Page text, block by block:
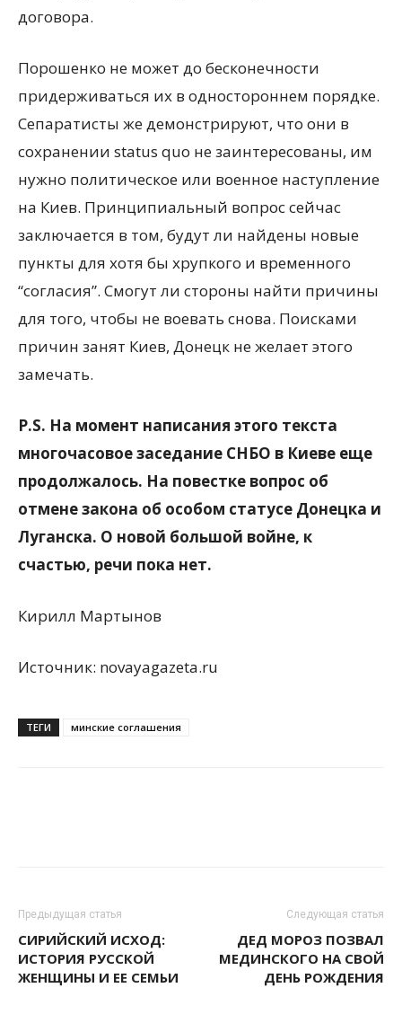
договора.
Порошенко не может до бесконечности
придерживаться их в одностороннем порядке.
Сепаратисты же демонстрируют, что они в
сохранении status quo не заинтересованы, им
нужно политическое или военное наступление
на Киев. Принципиальный вопрос сейчас
заключается в том, будут ли найдены новые
пункты для хотя бы хрупкого и временного
“согласия”. Смогут ли стороны найти причины
для того, чтобы не воевать снова. Поисками
причин занят Киев, Донецк не желает этого
замечать.
P.S. На момент написания этого текста
многочасовое заседание СНБО в Киеве еще
продолжалось. На повестке вопрос об
отмене закона об особом статусе Донецка и
Луганска. О новой большой войне, к
счастью, речи пока нет.
Кирилл Мартынов
Источник: novayagazeta.ru
ТЕГИ минские соглашения
Предыдущая статья
СИРИЙСКИЙ ИСХОД:
ИСТОРИЯ РУССКОЙ
ЖЕНЩИНЫ И ЕЕ СЕМЬИ
Следующая статья
ДЕД МОРОЗ ПОЗВАЛ
МЕДИНСКОГО НА СВОЙ
ДЕНЬ РОЖДЕНИЯ